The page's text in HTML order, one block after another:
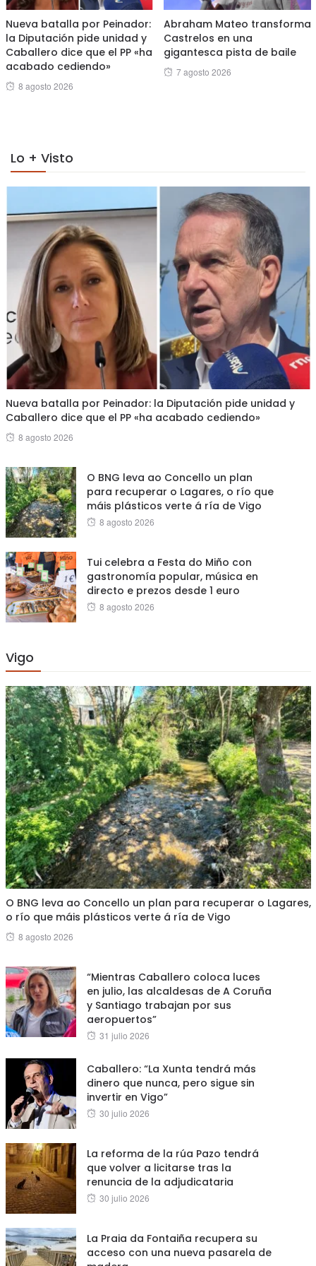
Nueva batalla por Peinador:
la Diputación pide unidad y
Caballero dice que el PP «ha
acabado cediendo»
Posted
8 agosto 2026
Abraham Mateo transforma
Castrelos en una
gigantesca pista de baile
Posted
7 agosto 2026
Lo + Visto
Nueva batalla por Peinador: la Diputación pide unidad y
Caballero dice que el PP «ha acabado cediendo»
Posted
8 agosto 2026
O BNG leva ao Concello un plan
para recuperar o Lagares, o río que
máis plásticos verte á ría de Vigo
Posted
8 agosto 2026
Tui celebra a Festa do Miño con
gastronomía popular, música en
directo e prezos desde 1 euro
Posted
8 agosto 2026
Vigo
O BNG leva ao Concello un plan para recuperar o Lagares,
o río que máis plásticos verte á ría de Vigo
Posted
8 agosto 2026
“Mientras Caballero coloca luces
en julio, las alcaldesas de A Coruña
y Santiago trabajan por sus
aeropuertos”
Posted
31 julio 2026
Caballero: “La Xunta tendrá más
dinero que nunca, pero sigue sin
invertir en Vigo”
Posted
30 julio 2026
La reforma de la rúa Pazo tendrá
que volver a licitarse tras la
renuncia de la adjudicataria
Posted
30 julio 2026
La Praia da Fontaiña recupera su
acceso con una nueva pasarela de